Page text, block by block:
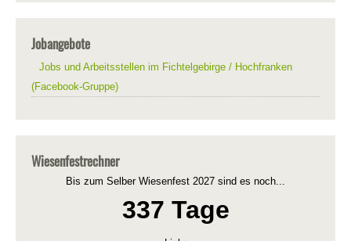
Jobangebote
Jobs und Arbeitsstellen im Fichtelgebirge / Hochfranken
(Facebook-Gruppe)
Wiesenfestrechner
Bis zum Selber Wiesenfest 2027 sind es noch...
337 Tage